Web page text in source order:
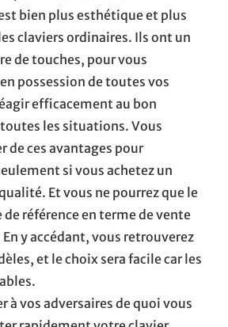
bien plus esthétique et plus
claviers ordinaires. Ils ont un
de touches, pour vous
possession de toutes vos
efficacement au bon
les situations. Vous
de ces avantages pour
si vous achetez un
Et vous ne pourrez que le
référence en terme de vente
y accédant, vous retrouverez
et le choix sera facile car les
à vos adversaires de quoi vous